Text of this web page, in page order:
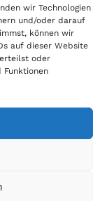
wir Technologien
und/oder darauf
können wir
auf dieser Website
oder
Funktionen
wir sind wie
Händlerbund
|Datenschutz|Cookie